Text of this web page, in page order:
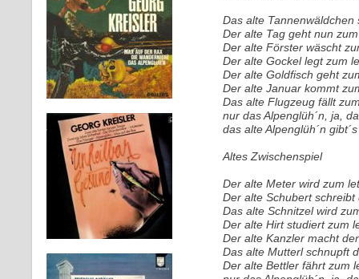
Das alte
Der alte Tag geht nun
Der alte Förster wäscht
Der alte Gockel legt zum
Der alte Goldfisch geht
Der alte Januar kommt
Das alte Flugzeug fällt
nur das Alpenglüh´n, ja,
das alte Alpenglüh´n
Altes Zwischenspiel
Der alte Meter wird zum
Der alte Schubert
Das alte Schnitzel wird
Der alte Hirt studiert zum
Der alte Kanzler macht
Das alte Mutterl schnupft
Der alte Bettler fährt zum